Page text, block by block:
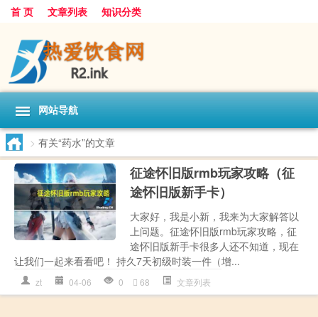
首 页 文章列表 知识分类
网站导航
> 有关“药水”的文章
征途怀旧版rmb玩家攻略（征
途怀旧版新手卡）
大家好，我是小新，我来为大家解答以
上问题。征途怀旧版rmb玩家攻略，征
途怀旧版新手卡很多人还不知道，现在
让我们一起来看看吧！ 持久7天初级时装一件（增...
zt 04-06 0 68 文章列表